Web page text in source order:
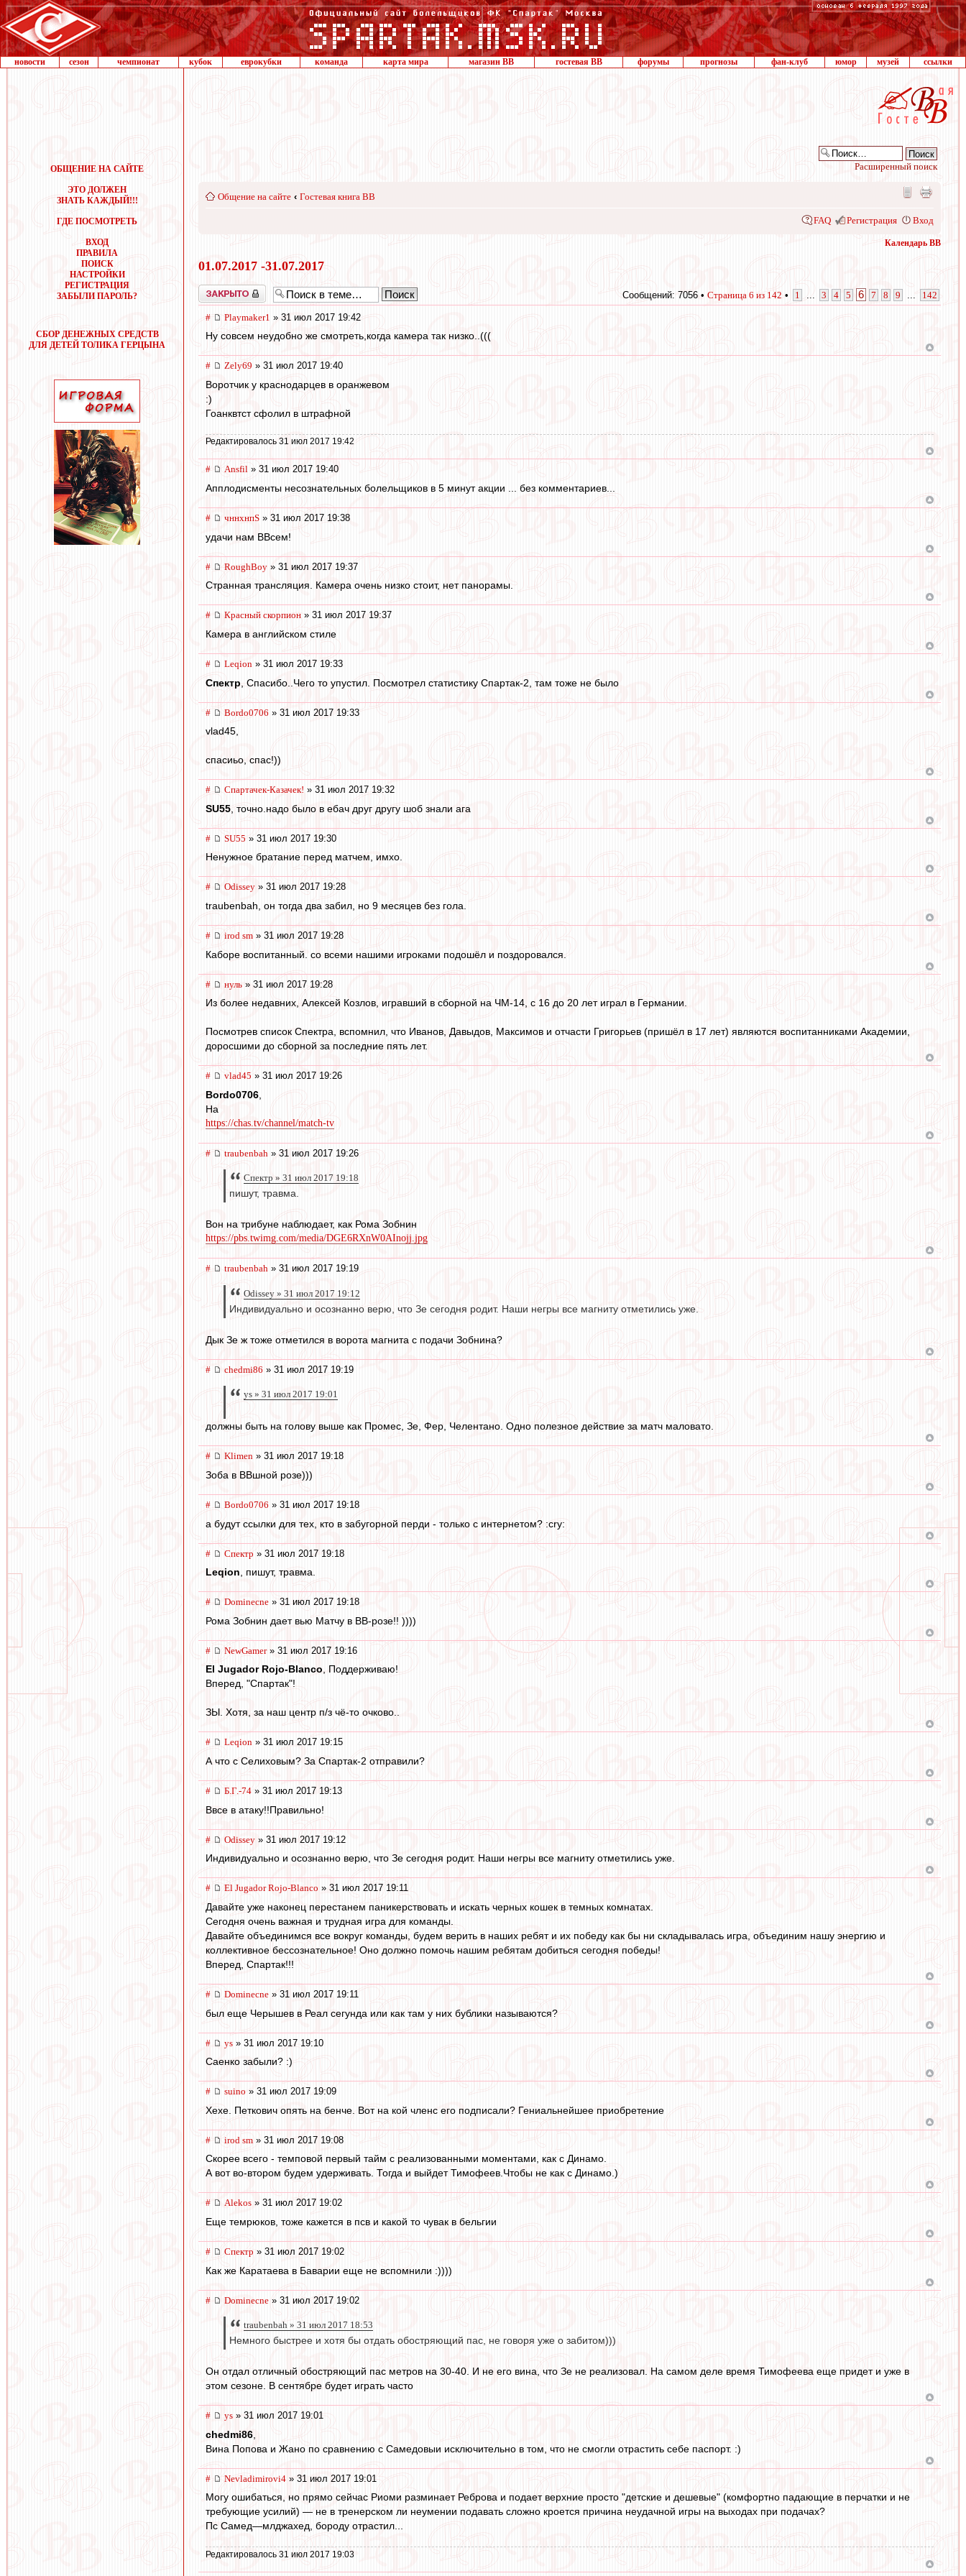
новости сезон чемпионат кубок еврокубки команда карта мира магазин ВВ гостевая ВВ форумы прогнозы фан-клуб юмор музей ссылки
ОБЩЕНИЕ НА САЙТЕ
ЭТО ДОЛЖЕН
ЗНАТЬ КАЖДЫЙ!!!
ГДЕ ПОСМОТРЕТЬ
ВХОД
ПРАВИЛА
ПОИСК
НАСТРОЙКИ
РЕГИСТРАЦИЯ
ЗАБЫЛИ ПАРОЛЬ?
СБОР ДЕНЕЖНЫХ СРЕДСТВ
ДЛЯ ДЕТЕЙ ТОЛИКА ГЕРЦЫНА
Расширенный поиск
Общение на сайте ‹ Гостевая книга ВВ
FAQ Регистрация Вход
Календарь ВВ
01.07.2017 -31.07.2017
Закрыто Сообщений: 7056 • Страница 6 из 142 • 1 3 4 5 6 7 8 9 142
# Playmaker1 » 31 июл 2017 19:42
Ну совсем неудобно же смотреть,когда камера так низко..(((
# Zely69 » 31 июл 2017 19:40
Воротчик у краснодарцев в оранжевом
:)
Гоанквтст сфолил в штрафной
Редактировалось 31 июл 2017 19:42
# Ansfil » 31 июл 2017 19:40
Апплодисменты несознательных болельщиков в 5 минут акции ... без комментариев...
# чннхнпS » 31 июл 2017 19:38
удачи нам ВВсем!
# RoughBoy » 31 июл 2017 19:37
Странная трансляция. Камера очень низко стоит, нет панорамы.
# Красный скорпион » 31 июл 2017 19:37
Камера в английском стиле
# Leqion » 31 июл 2017 19:33
Спектр , Спасибо..Чего то упустил. Посмотрел статистику Спартак-2, там тоже не было
# Bordo0706 » 31 июл 2017 19:33
vlad45,
спасиьо, спас!))
# Спартачек-Казачек! » 31 июл 2017 19:32
SU55 , точно.надо было в ебач друг другу шоб знали ага
# SU55 » 31 июл 2017 19:30
Ненужное братание перед матчем, имхо.
# Odissey » 31 июл 2017 19:28
traubenbah, он тогда два забил, но 9 месяцев без гола.
# irod sm » 31 июл 2017 19:28
Каборе воспитанный. со всеми нашими игроками подошёл и поздоровался.
# нуль » 31 июл 2017 19:28
Из более недавних, Алексей Козлов, игравший в сборной на ЧМ-14, с 16 до 20 лет играл в Германии.
Посмотрев список Спектра, вспомнил, что Иванов, Давыдов, Максимов и отчасти Григорьев (пришёл в 17 лет) являются воспитанниками Академии,
доросшими до сборной за последние пять лет.
# vlad45 » 31 июл 2017 19:26
Bordo0706
На
https://chas.tv/channel/match-tv
# traubenbah » 31 июл 2017 19:26
Спектр » 31 июл 2017 19:18
пишут, травма.
Вон на трибуне наблюдает, как Рома Зобнин
https://pbs.twimg.com/media/DGE6RXnW0AInojj.jpg
# traubenbah » 31 июл 2017 19:19
Odissey » 31 июл 2017 19:12
Индивидуально и осознанно верю, что Зе сегодня родит. Наши негры все магниту отметились уже.
Дык Зе ж тоже отметился в ворота магнита с подачи Зобнина?
# chedmi86 » 31 июл 2017 19:19
ys » 31 июл 2017 19:01
должны быть на голову выше как Промес, Зе, Фер, Челентано. Одно полезное действие за матч маловато.
# Klimen » 31 июл 2017 19:18
Зоба в ВВшной розе)))
# Bordo0706 » 31 июл 2017 19:18
а будут ссылки для тех, кто в забугорной перди - только с интернетом? :cry:
# Спектр » 31 июл 2017 19:18
Leqion , пишут, травма.
# Dominecne » 31 июл 2017 19:18
Рома Зобнин дает вью Матчу в ВВ-розе!! ))))
# NewGamer» 31 июл 2017 19:16
El Jugador Rojo-Blanco, Поддерживаю!
Вперед, "Спартак"!
ЗЫ. Хотя, за наш центр п/з чё-то очково..
# Leqion » 31 июл 2017 19:15
А что с Селиховым? За Спартак-2 отправили?
# Б.Г.-74 » 31 июл 2017 19:13
Ввсе в атаку!!Правильно!
# Odissey » 31 июл 2017 19:12
Индивидуально и осознанно верю, что Зе сегодня родит. Наши негры все магниту отметились уже.
# El Jugador Rojo-Blanco » 31 июл 2017 19:11
Давайте уже наконец перестанем паникерствовать и искать черных кошек в темных комнатах.
Сегодня очень важная и трудная игра для команды.
Давайте объединимся все вокруг команды, будем верить в наших ребят и их победу как бы ни складывалась игра, объединим нашу энергию и
коллективное бессознательное! Оно должно помочь нашим ребятам добиться сегодня победы!
Вперед, Спартак!!!
# Dominecne » 31 июл 2017 19:11
был еще Черышев в Реал сегунда или как там у них бублики называются?
# ys » 31 июл 2017 19:10
Саенко забыли? :)
# suino » 31 июл 2017 19:09
Хехе. Петкович опять на бенче. Вот на кой членс его подписали? Гениальнейшее приобретение
# irod sm » 31 июл 2017 19:08
Скорее всего - темповой первый тайм с реализованными моментами, как с Динамо.
А вот во-втором будем удерживать. Тогда и выйдет Тимофеев.Чтобы не как с Динамо.)
# Alekos » 31 июл 2017 19:02
Еще темрюков, тоже кажется в псв и какой то чувак в бельгии
# Спектр » 31 июл 2017 19:02
Как же Каратаева в Баварии еще не вспомнили :))))
# Dominecne » 31 июл 2017 19:02
traubenbah » 31 июл 2017 18:53
Немного быстрее и хотя бы отдать обостряющий пас, не говоря уже о забитом)))
Он отдал отличный обостряющий пас метров на 30-40. И не его вина, что Зе не реализовал. На самом деле время Тимофеева еще придет и уже в
этом сезоне. В сентябре будет играть часто
# ys » 31 июл 2017 19:01
chedmi86
Вина Попова и Жано по сравнению с Самедовыи исключительно в том, что не смогли отрастить себе паспорт. :)
# Nevladimirovi4 » 31 июл 2017 19:01
Могу ошибаться, но прямо сейчас Риоми разминает Реброва и подает верхние просто "детские и дешевые" (комфортно падающие в перчатки и не
требующие усилий) — не в тренерском ли неумении подавать сложно кроется причина неудачной игры на выходах при подачах?
Пс Самед—млджахед, бороду отрастил...
Редактировалось 31 июл 2017 19:03